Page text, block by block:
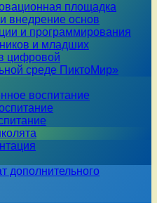
площадка
внедрение основ
и программирования
и младших
цифровой
среде ПиктоМир»
воспитание
дополнительного